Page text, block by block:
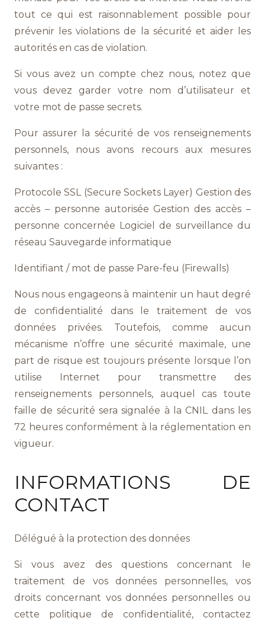
tout ce qui est raisonnablement possible pour
prévenir les violations de la sécurité et aider les
autorités en cas de violation.
Si vous avez un compte chez nous, notez que
vous devez garder votre nom d’utilisateur et
votre mot de passe secrets.
Pour assurer la sécurité de vos renseignements
personnels, nous avons recours aux mesures
suivantes :
Protocole SSL (Secure Sockets Layer) Gestion des
accès – personne autorisée Gestion des accès –
personne concernée Logiciel de surveillance du
réseau Sauvegarde informatique
Identifiant / mot de passe Pare-feu (Firewalls)
Nous nous engageons à maintenir un haut degré
de confidentialité dans le traitement de vos
données privées. Toutefois, comme aucun
mécanisme n’offre une sécurité maximale, une
part de risque est toujours présente lorsque l’on
utilise Internet pour transmettre des
renseignements personnels, auquel cas toute
faille de sécurité sera signalée à la CNIL dans les
72 heures conformément à la réglementation en
vigueur.
INFORMATIONS DE
CONTACT
Délégué à la protection des données
Si vous avez des questions concernant le
traitement de vos données personnelles, vos
droits concernant vos données personnelles ou
cette politique de confidentialité, contactez